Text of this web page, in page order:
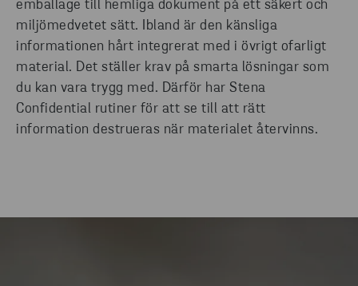
emballage till hemliga dokument på ett säkert och
miljömedvetet sätt. Ibland är den känsliga
informationen hårt integrerat med i övrigt ofarligt
material. Det ställer krav på smarta lösningar som
du kan vara trygg med. Därför har Stena
Confidential rutiner för att se till att rätt
information destrueras när materialet återvinns.